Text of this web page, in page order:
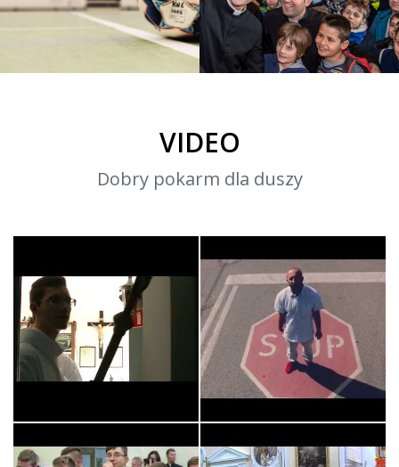
Turniej KNC 2020/2021
Halowy turniej piłki nożnej
Diecezjalna Pielgrzymka
2019
Akcje
VIDEO
Dobry pokarm dla duszy
Króluj nam Chryste -
Służba Liturg…
STOP! Czy to co robisz
naprawdę ma…